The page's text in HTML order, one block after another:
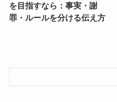
を目指すなら：事実・謝
罪・ルールを分ける伝え方